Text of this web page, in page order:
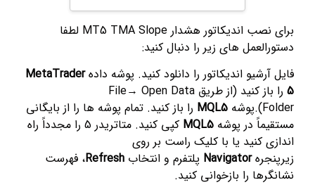
برای نصب اندیکاتور هشدار MT5 TMA Slope لطفا
دستورالعمل های زیر را دنبال کنید:
فایل آرشیو اندیکاتور را دانلود کنید. پوشه دادهMetaTrader
5
را باز کنید (از طریق File→ Open Data
Folder).پوشه
MQL5 را باز کنید. تمام پوشه ها را از بایگانی
مستقیماً در پوشه MQL5
کپی کنید. متاتریدر 5 را مجدداً راه
اندازی کنید یا با کلیک راست بر روی
زیرپنجرهNavigator پلتفرم و انتخاب Refresh، فهرست
نشانگرها را بازخوانی کنید.